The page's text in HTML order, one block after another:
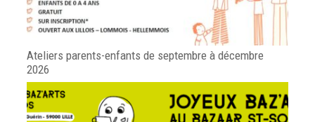
Ateliers parents-enfants de septembre à décembre
2026